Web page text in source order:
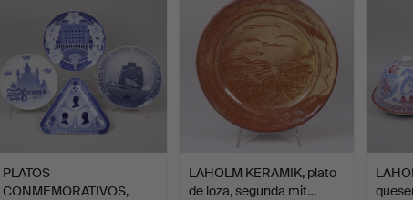
PLATOS
CONMEMORATIVOS,
LAHOLM KERAMIK, plato
de loza, segunda mit…